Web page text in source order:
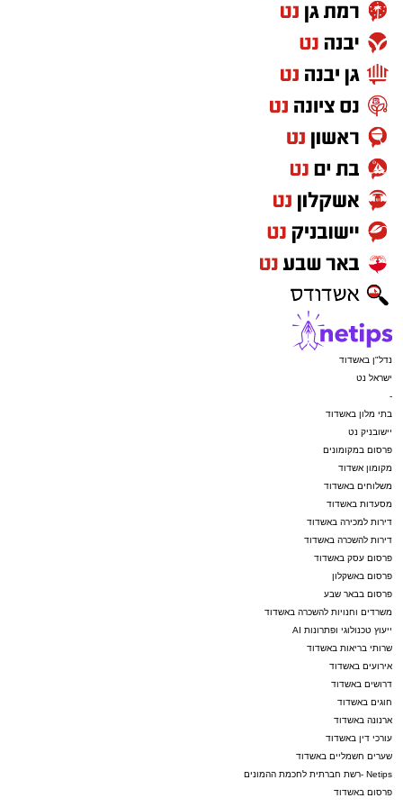
מעוניינים להגיב? לדווח ? צרו איתנו קשר במייל -
ASHDODS@ISNET.CO.IL
התנא רשב"י.
בהמשך המעמד ערכו המשתתפים ברכת "לחיים",
ובמסגרתה בירך הגר"ש טולידאנו את הקהל
בברכת לחיים טובים ולשלום.
יצוין כי ביום הילולה זה פקדו את ציון התנא רשב"י
אלפים רבים של מבקרים ונופשים, כאשר שוטרים
וסדרנים הכווינו את התנועה בכל הדרכים
המובילות לציון הקדוש.
כמו כן, כל רחבת הציון כוסתה ביריעות הצללה
ענקיות במטרה להקל על האלפים הפוקדים את
המקום בימים חמים אלו.
נדל"ן באשדוד
ישראל נט
-
בתי מלון באשדוד
יישובניק נט
פרסום במקומונים
מקומון אשדוד
משלוחים באשדוד
מסעדות באשדוד
דירות למכירה באשדוד
דירות להשכרה באשדוד
פרסום עסק באשדוד
פרסום באשקלון
פרסום בבאר שבע
משרדים וחנויות להשכרה באשדוד
ייעוץ טכנולוגי ופתרונות AI
שרותי בריאות באשדוד
אירועים באשדוד
דרושים באשדוד
חוגים באשדוד
ארנונה באשדוד
עורכי דין באשדוד
שערים חשמליים באשדוד
Netips -רשת חברתית לחכמת ההמונים
פרסום באשדוד